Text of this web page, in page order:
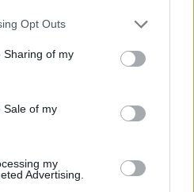
app uses one or more Google
behaviour. You may click to
and its third-party tags to
purposes in below Google
Opt Outs
Sharing of my
Sale of my
my
Advertising.